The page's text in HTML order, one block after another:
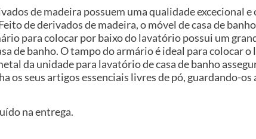
de madeira possuem uma qualidade excecional
de derivados de madeira, o móvel de casa de
para colocar por baixo do lavatório possui um
de banho. O tampo do armário é ideal para colocar
da unidade para lavatório de casa de banho
os seus artigos essenciais livres de pó, guardando-
na entrega.